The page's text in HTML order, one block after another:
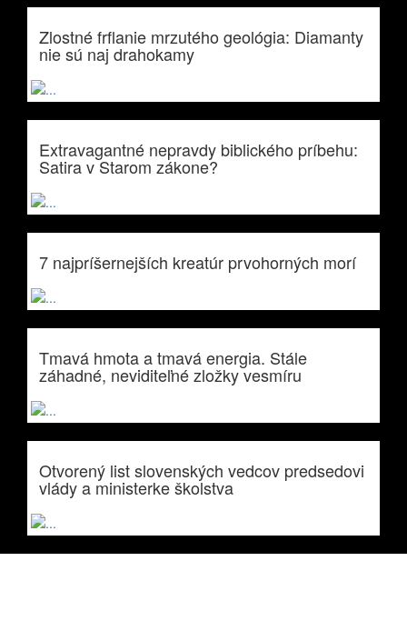
Zlostné frflanie mrzutého geológia: Diamanty
nie sú naj drahokamy
Extravagantné nepravdy biblického príbehu:
Satira v Starom zákone?
7 najpríšernejších kreatúr prvohorných morí
Tmavá hmota a tmavá energia. Stále
záhadné, neviditeľné zložky vesmíru
Otvorený list slovenských vedcov predsedovi
vlády a ministerke školstva